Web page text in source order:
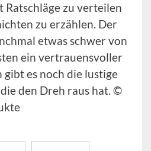
Ratschläge zu verteilen
zu erzählen. Der
etwas schwer von
ein vertrauensvoller
gibt es noch die lustige
die den Dreh raus hat. ©